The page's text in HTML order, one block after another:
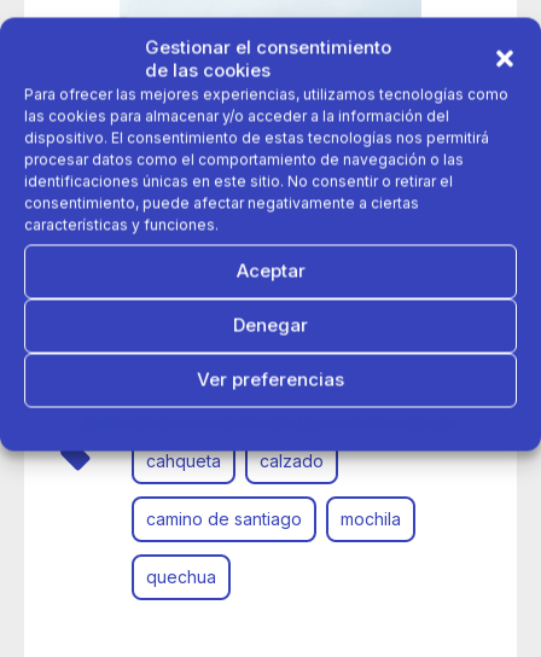
Gestionar el consentimiento
de las cookies
Para ofrecer las mejores experiencias, utilizamos tecnologías como
las cookies para almacenar y/o acceder a la información del
dispositivo. El consentimiento de estas tecnologías nos permitirá
procesar datos como el comportamiento de navegación o las
identificaciones únicas en este sitio. No consentir o retirar el
consentimiento, puede afectar negativamente a ciertas
características y funciones.
Aceptar
Denegar
Ver preferencias
Los esenciales para el Camino de Santiago, ahora
disponibles en Decathlon
cahqueta calzado
camino de santiago mochila
quechua